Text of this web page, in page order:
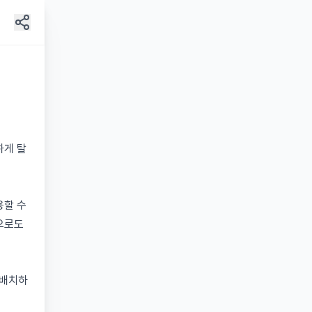
게 탈
할 수
로도
치하